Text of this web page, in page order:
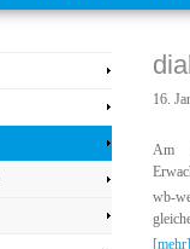
16.
Am
wb-
[mehr]